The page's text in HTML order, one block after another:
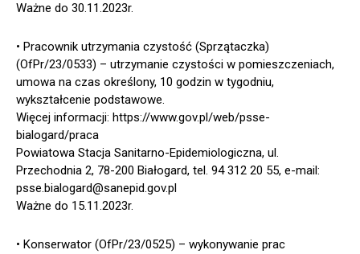
Ważne do 30.11.2023r.
• Pracownik utrzymania czystość (Sprzątaczka)
(OfPr/23/0533) – utrzymanie czystości w pomieszczeniach,
umowa na czas określony, 10 godzin w tygodniu,
wykształcenie podstawowe.
Więcej informacji: https://www.gov.pl/web/psse-
bialogard/praca
Powiatowa Stacja Sanitarno-Epidemiologiczna, ul.
Przechodnia 2, 78-200 Białogard, tel. 94 312 20 55, e-mail:
psse.bialogard@sanepid.gov.pl
Ważne do 15.11.2023r.
• Konserwator (OfPr/23/0525) – wykonywanie prac